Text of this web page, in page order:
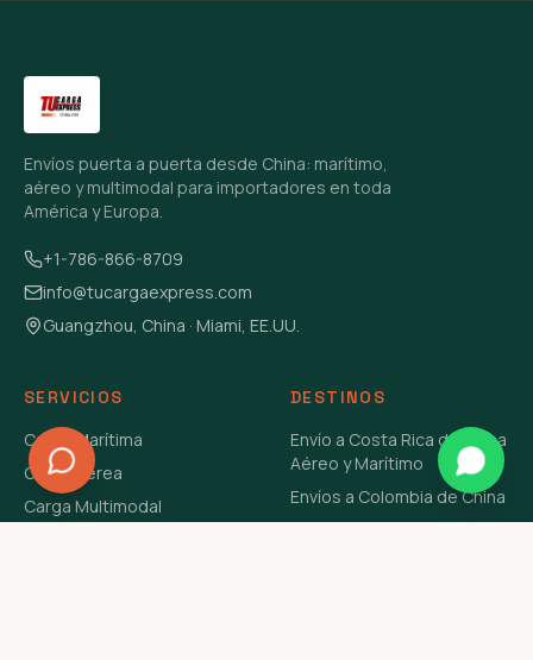
Envíos puerta a puerta desde China: marítimo,
aéreo y multimodal para importadores en toda
América y Europa.
+1-786-866-8709
info@tucargaexpress.com
Guangzhou, China · Miami, EE.UU.
SERVICIOS
Carga Marítima
Carga Aérea
Carga Multimodal
DESTINOS
Envío a Costa Rica de China
Aéreo y Marítimo
Envíos a Colombia de China